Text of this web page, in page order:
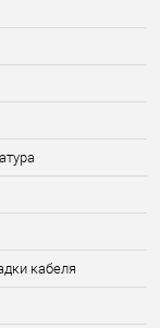
кабеля